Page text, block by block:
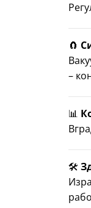
🧲
–
📊
🛠